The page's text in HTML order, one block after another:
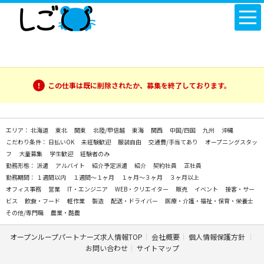
この仕事は既に削除されたか、募集を終了しております。
エリア： 北海道 東北 関東 北陸/甲信越 東海 関西 中国/四国 九州
沖縄
こだわり条件： 日払いOK 未経験歓迎 服装自由 交通費/手当てあり
オープニングスタッ
フ
大量募集 学生歓迎
経験者のみ
勤務形態： 派遣 アルバイト 紹介予定派遣 紹介 契約社員
正社員
勤務期間： １週間以内 １週間～１ヶ月 １ヶ月～３ヶ月
３ヶ月以上
オフィス事務
営業 IT・エンジニア WEB・クリエイター 販売 イベント
接客・サー
ビス
飲食・フード 軽作業 製造 配送・ドライバー
医療・介護・福祉・保育・栄養士
その他/専門職
農業・酪農
オープンループパートナーズ求人情報TOP 会社概要
個人情報保護方針
お問い合わせ
サイトマップ